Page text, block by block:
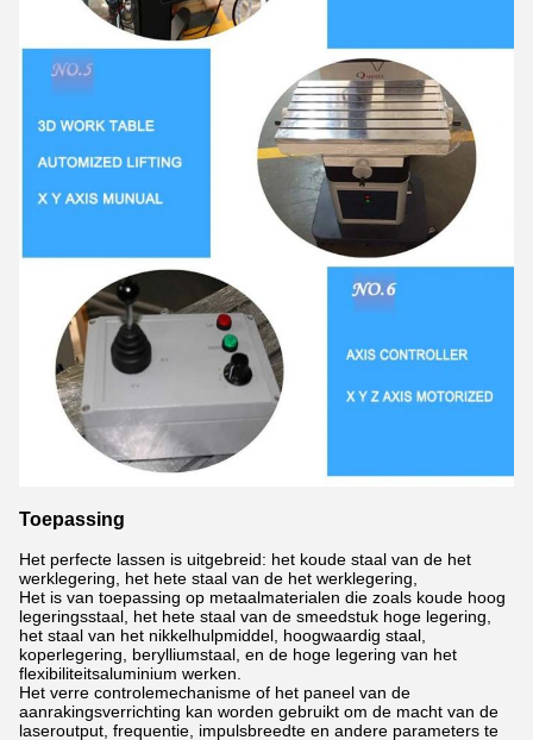
Toepassing
Het perfecte lassen is uitgebreid: het koude staal van de het
werklegering, het hete staal van de het werklegering,
Het is van toepassing op metaalmaterialen die zoals koude hoog
legeringsstaal, het hete staal van de smeedstuk hoge legering,
het staal van het nikkelhulpmiddel, hoogwaardig staal,
koperlegering, berylliumstaal, en de hoge legering van het
flexibiliteitsaluminium werken.
Het verre controlemechanisme of het paneel van de
aanrakingsverrichting kan worden gebruikt om de macht van de
laseroutput, frequentie, impulsbreedte en andere parameters te